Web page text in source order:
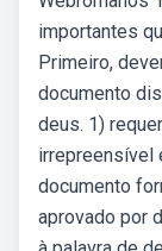
importantes
Primeiro,
documento
deus. 1)
irrepreensível
documento
aprovado por